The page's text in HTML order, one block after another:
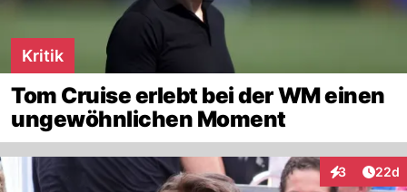
Kritik
Tom Cruise erlebt bei der WM einen
ungewöhnlichen Moment
3
Interaktionen
22d